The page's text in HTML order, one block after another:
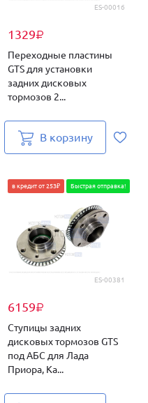
ES-00016
1329₽
Переходные пластины
GTS для установки
задних дисковых
тормозов 2...
В корзину
ES-00381
6159₽
в кредит от 253₽ Быстрая отправка!
Ступицы задних
дисковых тормозов GTS
под АБС для Лада
Приора, Ка...